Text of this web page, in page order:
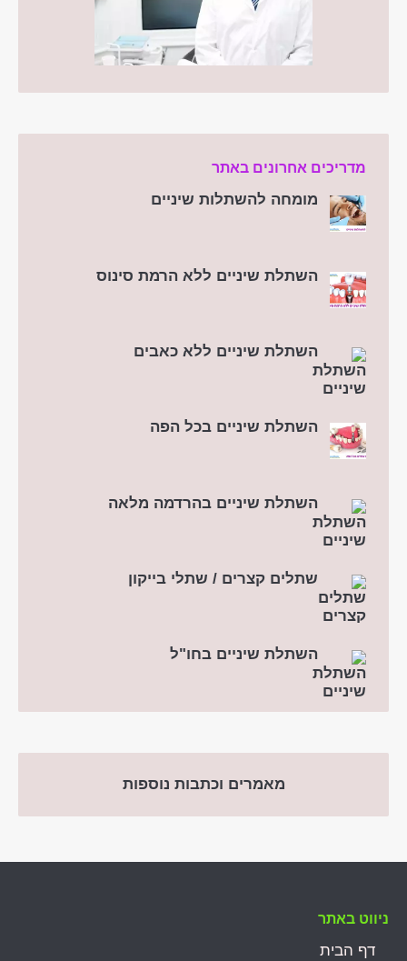
מדריכים אחרונים באתר
מומחה להשתלות שיניים
השתלת שיניים ללא הרמת סינוס
השתלת שיניים ללא כאבים
השתלת שיניים בכל הפה
השתלת שיניים בהרדמה מלאה
שתלים קצרים / שתלי בייקון
השתלת שיניים בחו"ל
מאמרים וכתבות נוספות
ניווט באתר
דף הבית